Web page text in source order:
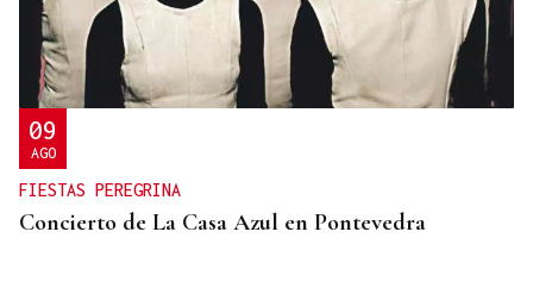
09
AGO
FIESTAS PEREGRINA
Concierto de La Casa Azul en Pontevedra